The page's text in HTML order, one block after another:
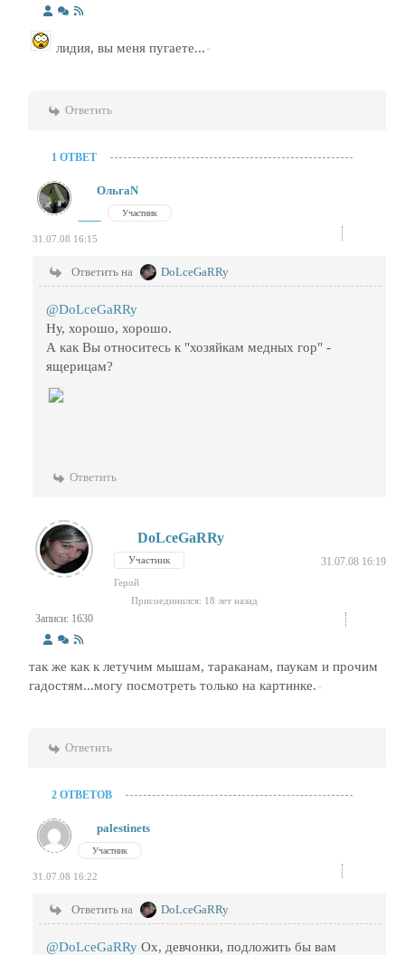
лидия, вы меня пугаете...
Ответить
1 ОТВЕТ
ОльгаN
Участник
31.07.08 16:15
Ответить на DoLceGaRRy
@DoLceGaRRy
Ну, хорошо, хорошо.
А как Вы относитесь к "хозяйкам медных гор" -
ящерицам?
Ответить
Записи: 1630
DoLceGaRRy
Участник 31.07.08 16:19
Герой
Присоединился: 18 лет назад
так же как к летучим мышам, тараканам, паукам и прочим
гадостям...могу посмотреть только на картинке.
Ответить
2 ОТВЕТОВ
palestinets
Участник
31.07.08 16:22
Ответить на DoLceGaRRy
@DoLceGaRRy Ох, девчонки, подложить бы вам